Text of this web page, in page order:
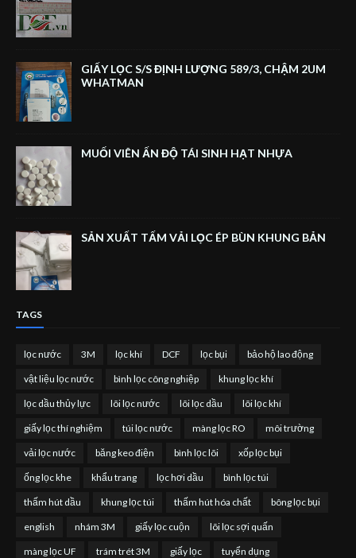
GIẤY LỌC S/S ĐỊNH LƯỢNG 589/3, CHẬM 2UM
WHATMAN
MUỐI VIÊN ẤN ĐỘ TÁI SINH HẠT NHỰA
SẢN XUẤT TẤM VẢI LỌC ÉP BÙN KHUNG BẢN
TAGS
lọc nước 3M lọc khí DCF lọc bụi bảo hộ lao động
vật liệu lọc nước bình lọc công nghiệp khung lọc khí
lọc dầu thủy lực lõi lọc nước lõi lọc dầu lõi lọc khí
giấy lọc thí nghiệm túi lọc nước màng lọc RO môi trường
vải lọc nước băng keo điện bình lọc lõi xốp lọc bụi
ống lọc khe khẩu trang lọc hơi dầu bình lọc túi
thấm hút dầu khung lọc túi thấm hút hóa chất bông lọc bụi
english nhám 3M giấy lọc cuộn lõi lọc sợi quấn
màng lọc UF trám trét 3M giấy lọc tuyển dụng